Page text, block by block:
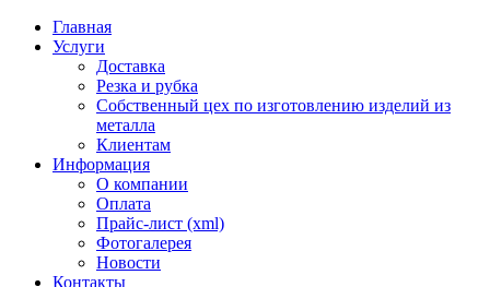
Главная
Услуги
Доставка
Резка и рубка
Собственный цех по изготовлению изделий из
металла
Клиентам
Информация
О компании
Оплата
Прайс-лист (xml)
Фотогалерея
Новости
Контакты